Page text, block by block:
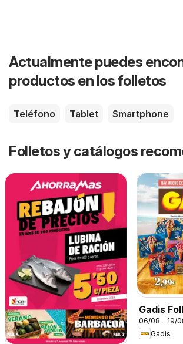
Actualmente puedes
productos en los folletos
Teléfono Tablet Smartphone
Folletos y catálogos
Gadis
06/08 - 19/
Gadis